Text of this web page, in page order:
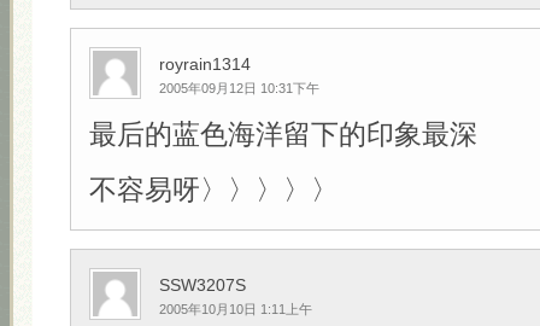
royrain1314
2005年09月12日 10:31下午
最后的蓝色海洋留下的印象最深
不容易呀〉〉〉〉〉
SSW3207S
2005年10月10日 1:11上午